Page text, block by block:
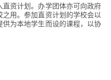
资计划。办学团体亦可向政府
用。参加直资计划的学校会以
为本地学生而设的课程，以协